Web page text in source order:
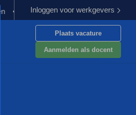
Kabinet werkt aan verbetering aanpak
Inloggen voor werkgevers
Plaats vacature
Aanmelden als docent